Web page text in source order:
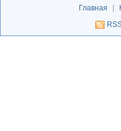
Главная